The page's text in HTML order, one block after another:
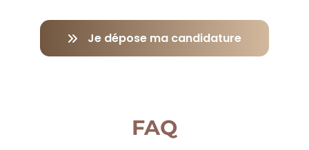
Je dépose ma candidature
FAQ